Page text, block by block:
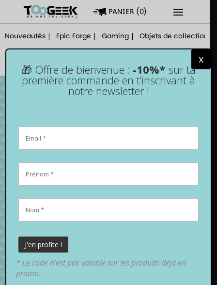
PANIER (0)
Nouveautés Epic Forge Gaming Objets de collection
📦 Date de livraison estimée :
entre
🎁 Offre de bienvenue : -10%* sur ta
première commande en t’inscrivant à
notre newsletter !
* Le code n’est pas valable sur les produits déjà en
promo.
x